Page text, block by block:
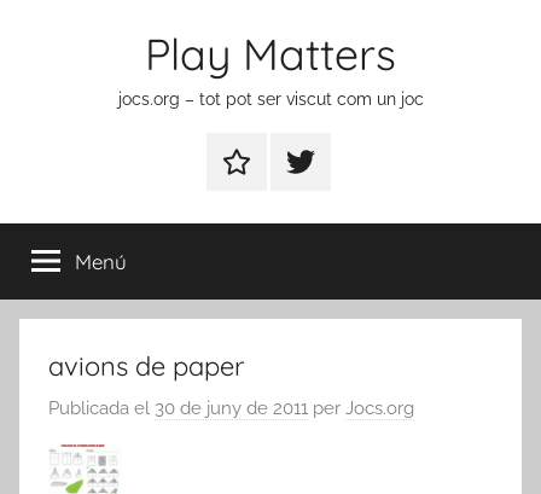
Play Matters
jocs.org – tot pot ser viscut com un joc
ContactarElement
menú
Menú
avions de paper
Publicada el 30 de juny de 2011 per Jocs.org